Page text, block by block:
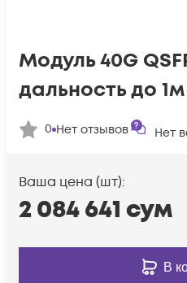
Модуль 40G
дальность до 1м
0 Нет отзывов Нет
Ваша цена (шт):
2 084 641 сум
В